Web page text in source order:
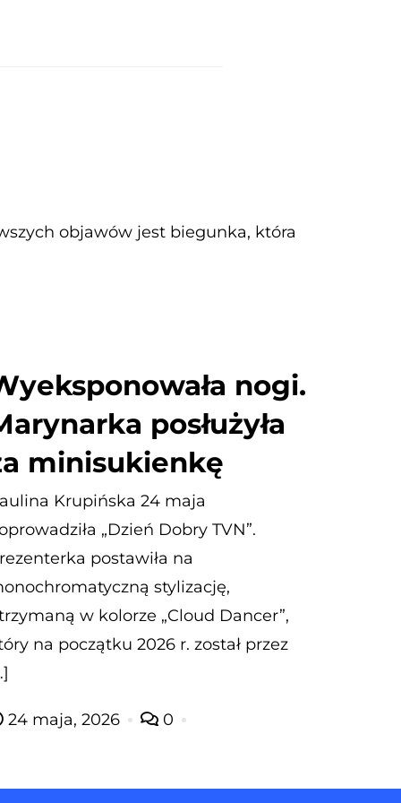
objawów jest biegunka, która
nogi.
posłużyła
minisukienkę
Krupińska 24 maja
„Dzień Dobry TVN”.
postawiła na
stylizację,
w kolorze „Cloud Dancer”,
na początku 2026 r. został przez
24 maja, 2026 0